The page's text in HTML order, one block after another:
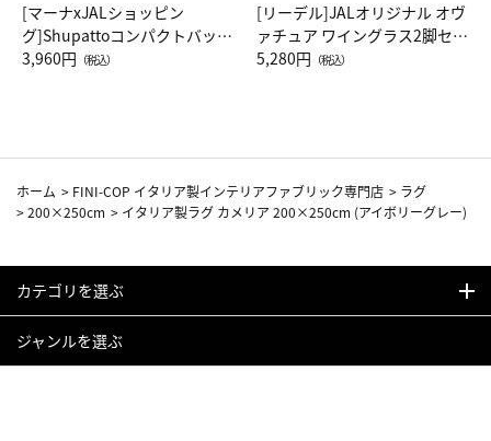
[マーナxJALショッピン
グ]Shupattoコンパクトバッグ
Drop JAL客室乗務員（LC）ス
3,960円 （税込）
[リーデル]JALオリジナル オヴ
ァチュア ワイングラス2脚セッ
ト（レッドワイン）
5,280円 （税込）
ホーム > FINI-COP イタリア製インテリアファブリック専門店 > ラグ
>200×250cm > イタリア製ラグ カメリア 200×250cm (アイボリーグレー)
カテゴリを選ぶ
ジャンルを選ぶ